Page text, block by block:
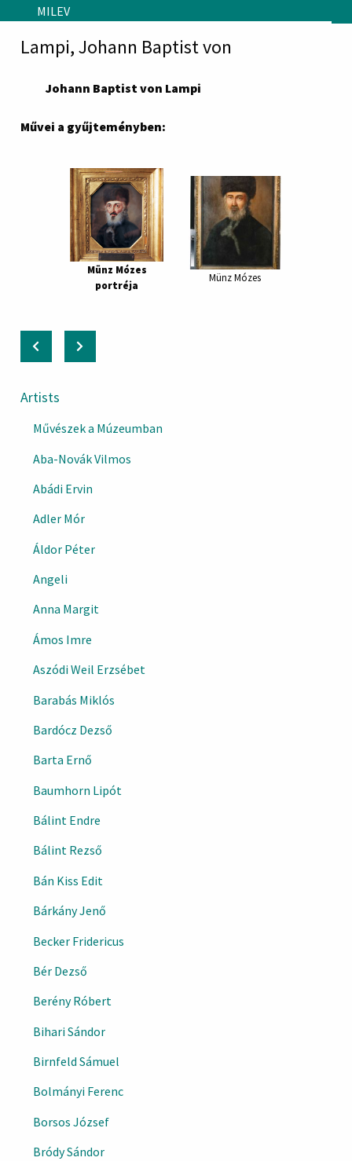
Skip to main content
MILEV
Artists
Művészek a Múzeumban
Aba-Novák Vilmos
Abádi Ervin
Adler Mór
Áldor Péter
Angeli
Anna Margit
Ámos Imre
Aszódi Weil Erzsébet
Barabás Miklós
Bardócz Dezső
Barta Ernő
Baumhorn Lipót
Bálint Endre
Bálint Rezső
Bán Kiss Edit
Bárkány Jenő
Becker Fridericus
Bér Dezső
Berény Róbert
Bihari Sándor
Birnfeld Sámuel
Bolmányi Ferenc
Borsos József
Bródy Sándor
Lampi, Johann Baptist von
Johann Baptist von Lampi
Művei a gyűjteményben:
Münz Mózes
portréja
Münz Mózes